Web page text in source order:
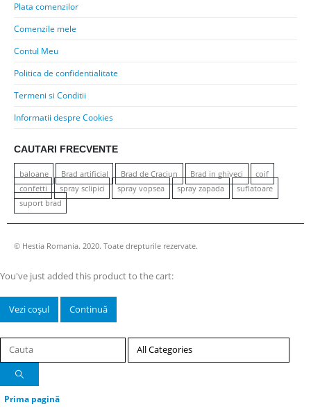
Plata comenzilor
Comenzile mele
Contul Meu
Politica de confidentialitate
Termeni si Conditii
Informatii despre Cookies
CAUTARI FRECVENTE
baloane Brad artificial Brad de Craciun Brad in ghiveci
coif
confetti
spray sclipici spray vopsea spray zapada
suflatoare
suport brad
© Hestia Romania. 2020. Toate drepturile rezervate.
You've just added this product to the cart:
Vezi coșul Continuă
Prima pagină